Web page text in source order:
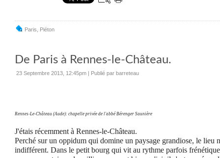
Paris Piéton
De Paris à Rennes-le-Château.
23 Septembre 2013, 12:45pm | Publié par barreteau
Rennes-Le-Château (Aude): chapelle privée de l'abbé Bérenger Saunière
J'étais récemment à Rennes-le-Château.
Perché sur un oppidum qui domine un paysage grandiose, le lieu
indifférent. Dans le petit bourg qui vit au rythme parfois